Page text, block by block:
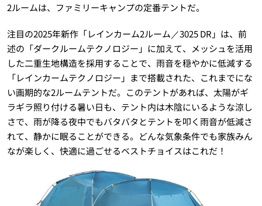
2ルームは、ファミリーキャンプの定番テントだ。
注目の2025年新作「レインカーム2ルーム／3025 DR」は、前
述の「ダークルームテクノロジー」に加えて、メッシュを活用
した二重生地構造を採用することで、雨音を穏やかに低減する
「レインカームテクノロジー」まで搭載された、これまでにな
い画期的な2ルームテントだ。このテントがあれば、太陽がギ
ラギラ照り付ける暑い日も、テント内は木陰にいるような涼し
さで、雨が降る夜中でもバタバタとテントを叩く雨音が低減さ
れて、静かに眠ることができる。どんな気象条件でも家族みん
なが楽しく、快適に過ごせるベストチョイスはこれだ！